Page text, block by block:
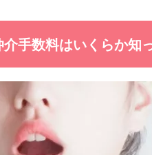
手数料はいくらか知